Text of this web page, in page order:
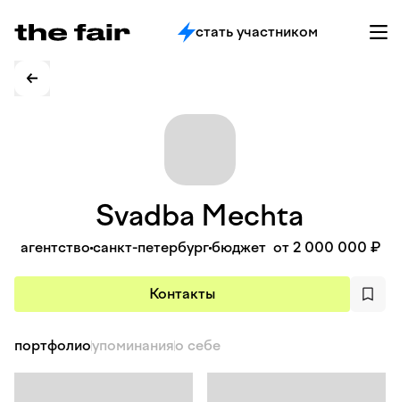
стать участником
Svadba Mechta
агентствосанкт-петербургбюджет от 2 000 000 ₽
Контакты
портфолиоупоминанияо себе